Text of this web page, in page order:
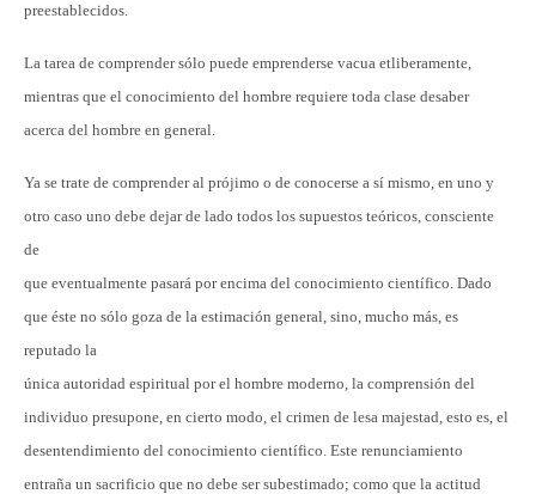
preestablecidos.
La tarea de comprender sólo puede emprenderse vacua etliberamente,
mientras que el conocimiento del hombre requiere toda clase desaber
acerca del hombre en general.
Ya se trate de comprender al prójimo o de conocerse a sí mismo, en uno y
otro caso uno debe dejar de lado todos los supuestos teóricos, consciente
de
que eventualmente pasará por encima del conocimiento científico. Dado
que éste no sólo goza de la estimación general, sino, mucho más, es
reputado la
única autoridad espiritual por el hombre moderno, la comprensión del
individuo presupone, en cierto modo, el crimen de lesa majestad, esto es, el
desentendimiento del conocimiento científico. Este renunciamiento
entraña un sacrificio que no debe ser subestimado; como que la actitud